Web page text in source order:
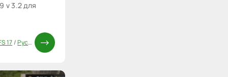
v 3.2 для
17/Русские моды для FS 17